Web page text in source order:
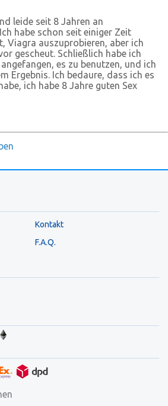
leide seit 8 Jahren an
habe schon seit einiger Zeit
Viagra auszuprobieren, aber ich
gescheut. Schließlich habe ich
es zu benutzen, und ich
Ergebnis. Ich bedaure, dass ich es
ich habe 8 Jahre guten Sex
Kontakt
F.A.Q.